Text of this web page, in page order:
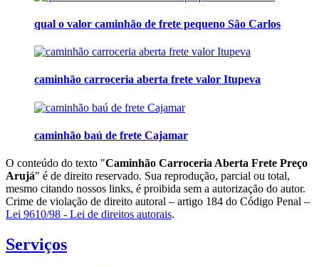
qual o valor caminhão de frete pequeno São Carlos
caminhão carroceria aberta frete valor Itupeva
caminhão baú de frete Cajamar
O conteúdo do texto "Caminhão Carroceria Aberta Frete Preço
Arujá" é de direito reservado. Sua reprodução, parcial ou total,
mesmo citando nossos links, é proibida sem a autorização do autor.
Crime de violação de direito autoral – artigo 184 do Código Penal –
Lei 9610/98 - Lei de direitos autorais.
Serviços